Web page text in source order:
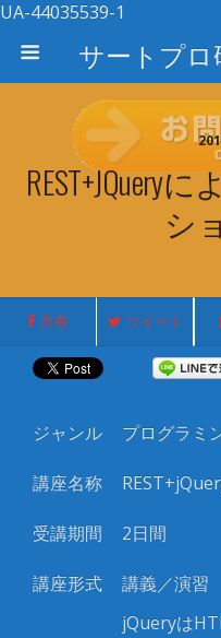
UA-44035539-1
REST+jQuery
シ
共有 ツイート
ジャンル プログラミ
講座名称
受講期間 2日間
講座形式 講義／演習
jQueryは